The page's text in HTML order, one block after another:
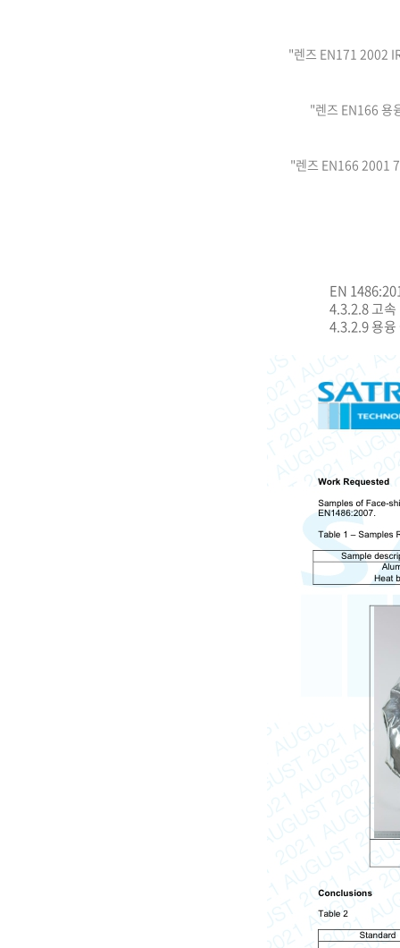
"렌즈 EN171 2002
"렌즈 EN166 용
"렌즈 EN166 2001
EN
4.3.2.8고
4.3.2.9용